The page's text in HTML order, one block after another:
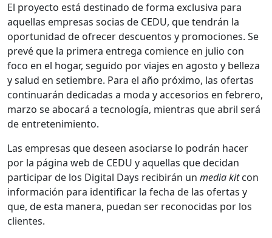
El proyecto está destinado de forma exclusiva para
aquellas empresas socias de CEDU, que tendrán la
oportunidad de ofrecer descuentos y promociones. Se
prevé que la primera entrega comience en julio con
foco en el hogar, seguido por viajes en agosto y belleza
y salud en setiembre. Para el año próximo, las ofertas
continuarán dedicadas a moda y accesorios en febrero,
marzo se abocará a tecnología, mientras que abril será
de entretenimiento.
Las empresas que deseen asociarse lo podrán hacer
por la página web de CEDU y aquellas que decidan
participar de los Digital Days recibirán un media kitcon
información para identificar la fecha de las ofertas y
que, de esta manera, puedan ser reconocidas por los
clientes.